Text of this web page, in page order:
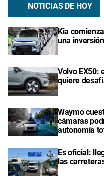
NOTICIAS DE HOY
Kia
una
Volvo EX50:
quiere
Waymo
cámaras
autonomía
Es oficial:
las